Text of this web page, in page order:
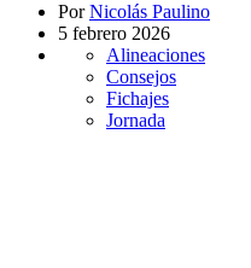
PorNicolás Paulino
5 febrero 2026
Alineaciones
Consejos
Fichajes
Jornada